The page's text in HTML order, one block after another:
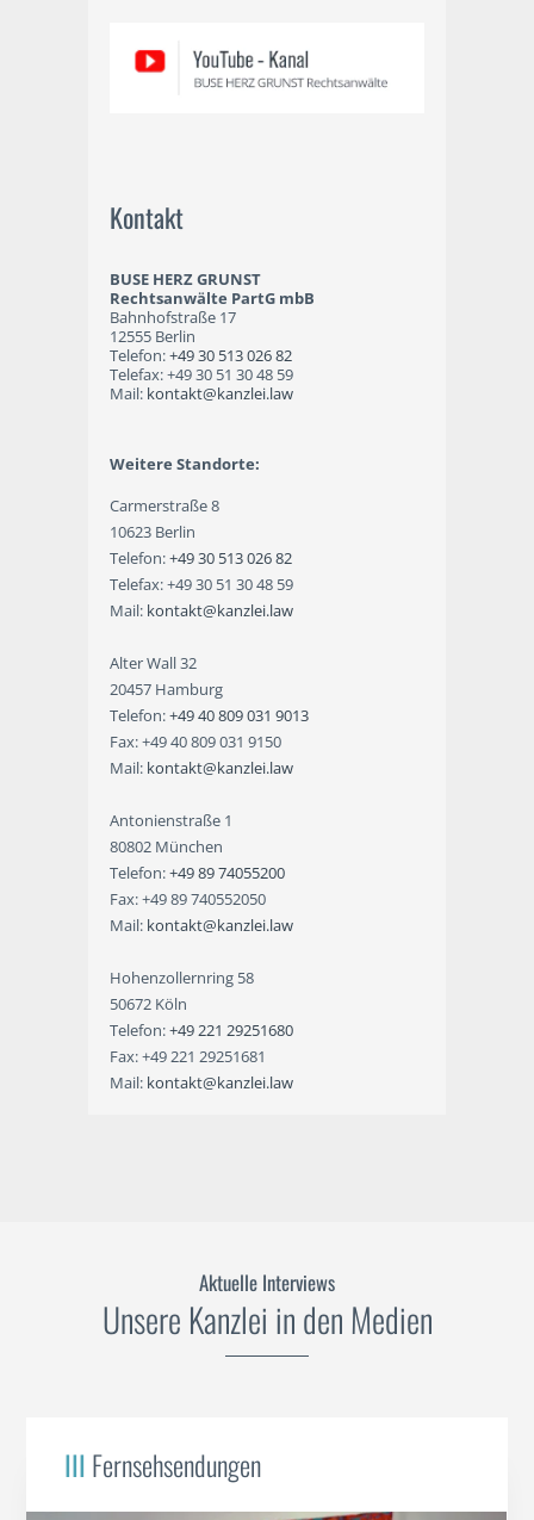
Kontakt
BUSE HERZ GRUNST
Rechtsanwälte PartG mbB
Bahnhofstraße 17
12555 Berlin
Telefon:+49 30 513 026 82
Telefax: +49 30 51 30 48 59
Mail: kontakt@kanzlei.law
Weitere Standorte:
Carmerstraße 8
10623 Berlin
Telefon:+49 30 513 026 82
Telefax: +49 30 51 30 48 59
Mail: kontakt@kanzlei.law
Alter Wall 32
20457 Hamburg
Telefon:+49 40 809 031 9013
Fax: +49 40 809 031 9150
Mail: kontakt@kanzlei.law
Antonienstraße 1
80802 München
Telefon:+49 89 74055200
Fax: +49 89 740552050
Mail: kontakt@kanzlei.law
Hohenzollernring 58
50672 Köln
Telefon:+49 221 29251680
Fax: +49 221 29251681
Mail: kontakt@kanzlei.law
Aktuelle Interviews
Unsere Kanzlei in den Medien
III Fernsehsendungen